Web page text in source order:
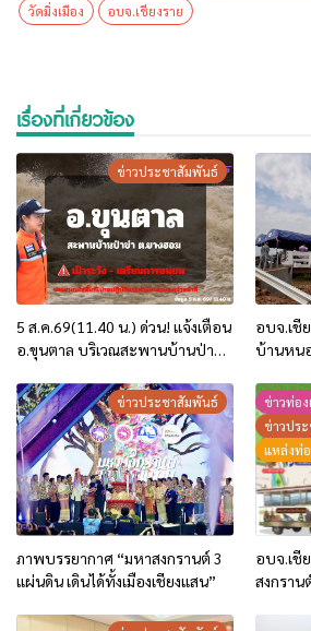
วัดมิ่งเมือง อบจ.เชียงราย
เรื่องที่เกี่ยวข้อง
ข่าวประชาสัมพันธ์
5 ส.ค.69(11.40 น.) ด่วน! แจ้งเตือน
อ.ขุนตาล บริเวณสะพานบ้านป่าข่า
อพยพ”
อบจ.เชี
บ้านหนอ
ประชา
ข่าวประชาสัมพันธ์
ภาพบรรยากาศ “มหาสงกรานต์ 3
แผ่นดิน เดินได้ทั้งเมืองเชียงแสน”
ข่าวท่อง
ข่าวปร
แหล่งท่
อบจ.เชี
สงกราน
เชียงแ